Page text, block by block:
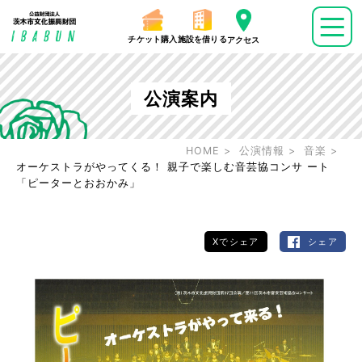
チケット購入 施設を借りるアクセス
公演案内
HOME 公演情報
音楽
オーケストラがやってくる！ 親子で楽しむ音芸協コンサ ート
「ピーターとおおかみ」
Xでシェア シェア